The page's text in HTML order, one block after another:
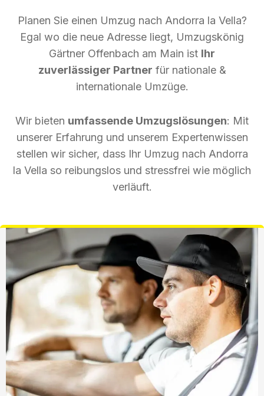
Planen Sie einen Umzug nach Andorra la Vella?
Egal wo die neue Adresse liegt, Umzugskönig
Gärtner Offenbach am Main ist Ihr
zuverlässiger Partner für nationale &
internationale Umzüge.
Wir bieten umfassende Umzugslösungen: Mit
unserer Erfahrung und unserem Expertenwissen
stellen wir sicher, dass Ihr Umzug nach Andorra
la Vella so reibungslos und stressfrei wie möglich
verläuft.